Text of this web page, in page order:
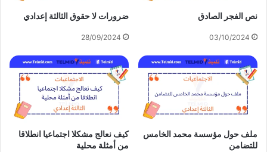
نص الفجر الصادق
03/10/2024
ضرورات لا حقوق الثالثة إعدادي
28/09/2024
ملف حول مؤسسة محمد الخامس
للتضامن
كيف نعالج مشكلا اجتماعيا انطلاقا
من أمثلة محلية